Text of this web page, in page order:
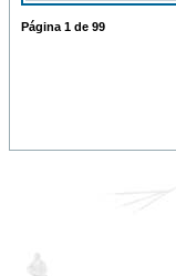
Página 1 de 99